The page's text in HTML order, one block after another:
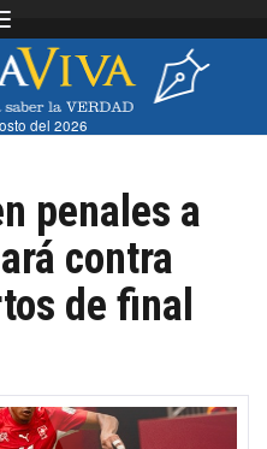
navigation
del 2026
penales a
contra
de final